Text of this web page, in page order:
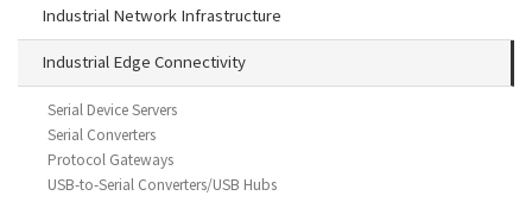
Industrial Network Infrastructure
Industrial Edge Connectivity
Serial Device Servers
Serial Converters
Protocol Gateways
USB-to-Serial Converters/USB Hubs